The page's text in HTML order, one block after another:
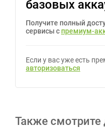
базовых
Получите полный
сервисы с премиум-
Если у вас уже есть
авторизоваться
Также смотрите